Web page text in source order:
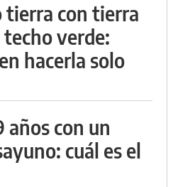
tierra con tierra
verde:
hacerla solo
años con un
cuál es el